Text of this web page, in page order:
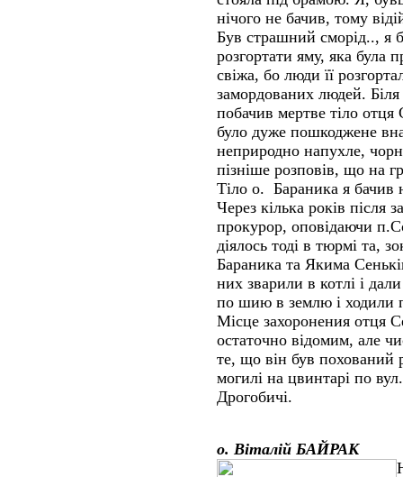
нічого не бачив, тому
Був страшний сморід.., я
розгортати яму, яка була
свіжа, бо люди її
замордованих людей.
побачив мертве тіло
було дуже пошкоджене
неприродно напухле,
пізніше розповів, що на
Тіло о. Бараника я бачив
Через кілька років після
прокурор, оповідаючи
діялось тоді в тюрмі та,
Бараника та Якима
них зварили в котлі і
по шию в землю і ходили
Місце захоронения отця
остаточно відомим, але
те, що він був похований
могилі на цвинтарі по
Дрогобичі.
о. Віталій БАЙРАК